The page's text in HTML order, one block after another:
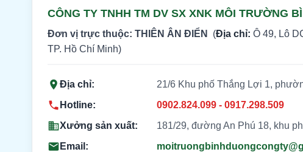
CÔNG TY TNHH TM DV SX XNK MÔI TRƯỜNG
Đơn vị trực thuộc: THIÊN ÂN ĐIỂN (Địa chỉ: Ô 49, Lô
TP. Hồ Chí Minh)
Địa chỉ:
21/6 Khu phố Thắng Lợi 1,
Hotline:
0902.824.099 - 0917.298.509
Xưởng sản xuất:
181/29, đường An Phú 18, khu
Email: